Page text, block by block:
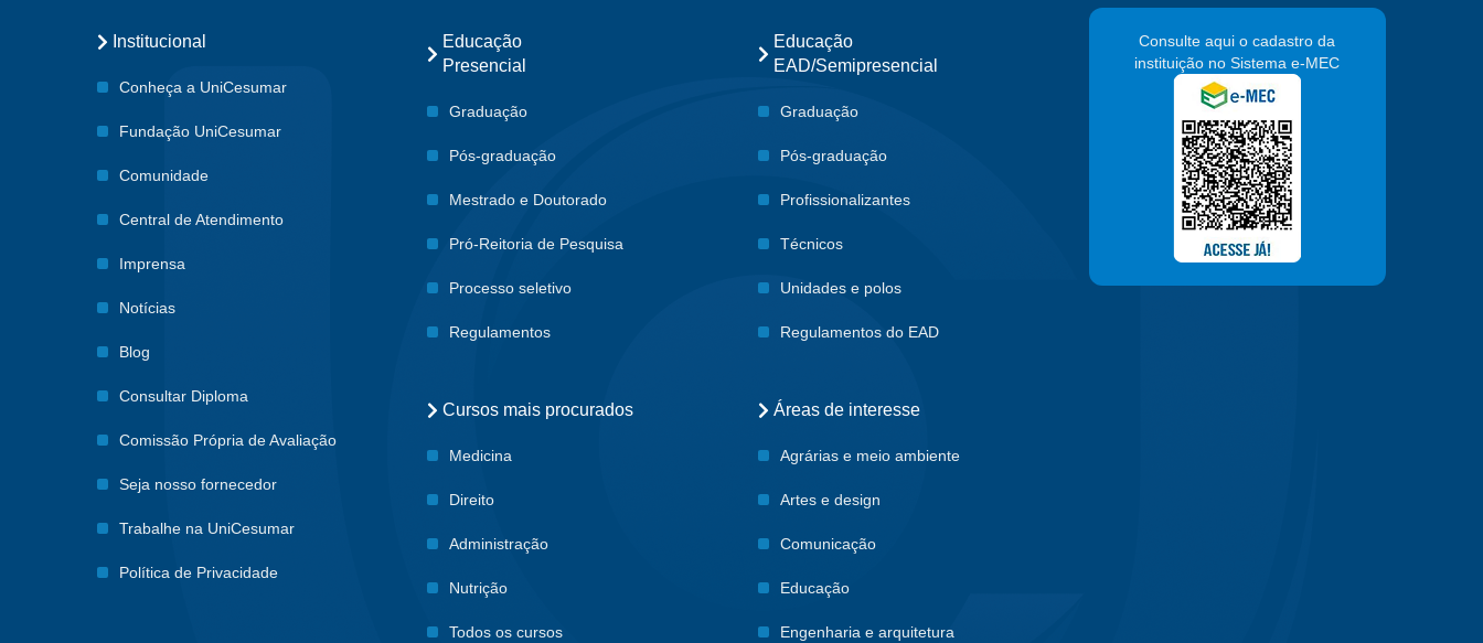
Institucional
Conheça a UniCesumar
Fundação UniCesumar
Comunidade
Central de Atendimento
Imprensa
Notícias
Blog
Consultar Diploma
Comissão Própria de Avaliação
Seja nosso fornecedor
Trabalhe na UniCesumar
Política de Privacidade
Educação
Presencial
Graduação
Pós-graduação
Mestrado e Doutorado
Pró-Reitoria de Pesquisa
Processo seletivo
Regulamentos
Cursos mais procurados
Medicina
Direito
Administração
Nutrição
Todos os cursos
Educação
EAD/Semipresencial
Graduação
Pós-graduação
Profissionalizantes
Técnicos
Unidades e polos
Regulamentos do EAD
Áreas de interesse
Agrárias e meio ambiente
Artes e design
Comunicação
Educação
Engenharia e arquitetura
Consulte aqui o cadastro da
instituição no Sistema e-MEC